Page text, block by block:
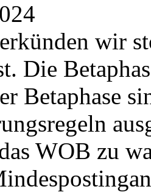
wir
Die
Betaphase
WOB zu